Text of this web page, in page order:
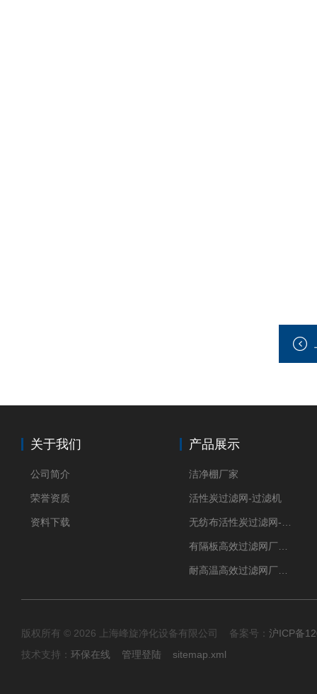
关于我们
公司简介
荣誉资质
资料下载
产品展示
洁净棚厂家
活性炭过滤网-过滤机
版权所有 © 2026 上海峰旋净化设备有限公司 备案号： 沪ICP备
技术支持： 环保在线 管理登陆 sitemap.xml